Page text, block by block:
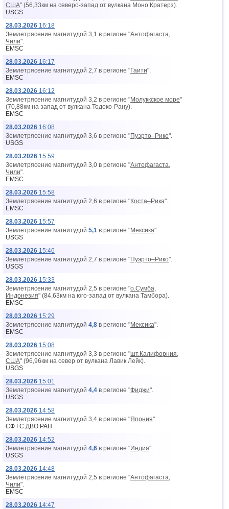
США" (56,33км на северо-запад от вyлкана Моно Кратерз).
USGS
28.03.2026 16:18
Землетрясение магнитудой 3,1 в регионе "Антофагаста,
Чили".
EMSC
28.03.2026 16:17
Землетрясение магнитудой 2,7 в регионе "Гаити".
EMSC
28.03.2026 16:12
Землетрясение магнитудой 3,2 в регионе "Молуккское море"
(70,88км на запад от вyлкана Тодоко-Рану).
EMSC
28.03.2026 16:08
Землетрясение магнитудой 3,6 в регионе "Пуэрто–Рико".
USGS
28.03.2026 15:59
Землетрясение магнитудой 3,0 в регионе "Антофагаста,
Чили".
EMSC
28.03.2026 15:58
Землетрясение магнитудой 2,6 в регионе "Коста–Рика".
EMSC
28.03.2026 15:57
Землетрясение магнитудой 5,1 в регионе "Мексика".
USGS
28.03.2026 15:46
Землетрясение магнитудой 2,7 в регионе "Пуэрто–Рико".
USGS
28.03.2026 15:33
Землетрясение магнитудой 2,5 в регионе "о.Сумба,
Индонезия" (84,63км на юго-запад от вyлкана Тамбора).
EMSC
28.03.2026 15:29
Землетрясение магнитудой 4,8 в регионе "Мексика".
EMSC
28.03.2026 15:08
Землетрясение магнитудой 3,3 в регионе "шт.Калифорния,
США" (96,96км на север от вyлкана Лавик Лейк).
USGS
28.03.2026 15:01
Землетрясение магнитудой 4,4 в регионе "Фиджи".
USGS
28.03.2026 14:58
Землетрясение магнитудой 3,4 в регионе "Япония".
СФ ГС ДВО РАН
28.03.2026 14:52
Землетрясение магнитудой 4,6 в регионе "Индия".
USGS
28.03.2026 14:48
Землетрясение магнитудой 2,5 в регионе "Антофагаста,
Чили".
EMSC
28.03.2026 14:47